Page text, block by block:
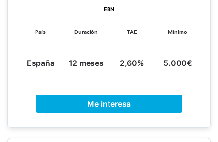
EBN
País
España
Duración
12 meses
TAE
2,60%
Mínimo
5.000€
Me interesa